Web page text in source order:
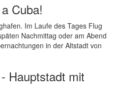
Cuba!
Im Laufe des Tages Flug
Nachmittag oder am Abend
in der Altstadt von
Hauptstadt mit